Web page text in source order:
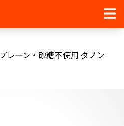
レーン・砂糖不使用 ダノン